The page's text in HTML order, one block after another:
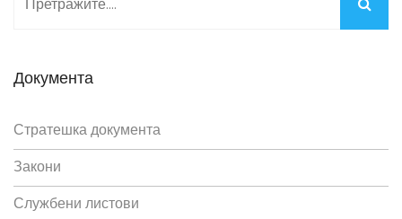
Документа
Стратешка документа
Закони
Службени листови